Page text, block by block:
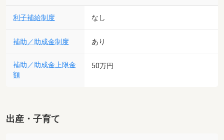
利子補給制度 なし
補助／助成金制度 あり
補助／助成金上限金
額
50万円
出産・子育て